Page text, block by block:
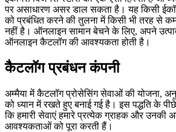
पर असाधारण असर डाल सकता है। यह किसी
को प्रबंधित करने की तुलना में किसी भी तरह से
नहीं है। ऑनलाइन सामान बेचने के लिए, अपने
ऑनलाइन कैटलॉग की आवश्यकता होती है।
कैटलॉग प्रबंधन कंपनी
अम्मैया में कैटलॉग प्रोसेसिंग सेवाओं की योजना,
को ध्यान में रखते हुए बनाई गई है। इस पद्धति के पीछे
कि हमारी सेवाएं हमारे प्रत्येक ग्राहक और
आवश्यकताओं को पूरा करती हैं।